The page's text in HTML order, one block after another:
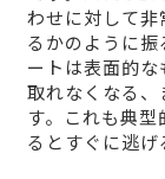
わせに対して
るかのように
ートは表面的
取れなくなる
す。これも典
るとすぐに逃げ